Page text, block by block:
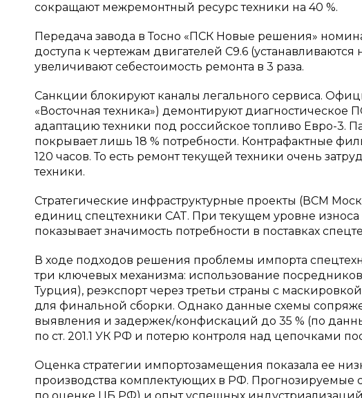
сокращают межремонтный ресурс техники на 40 %.
Передача завода в Тосно «ПСК Новые решения»
доступа к чертежам двигателей C9.6
увеличивают себестоимость ремонта в 3 раза.
Санкции блокируют каналы легального сервиса.
«Восточная техника») демонтируют диагностическое
адаптацию техники под российское топливо Евро-3.
покрывает лишь 18 % потребности. Контрафактные
120 часов. То есть ремонт текущей техники очень
техники.
Стратегические инфраструктурные проекты (ВСМ
единиц спецтехники CAT. При текущем уровне износа
показывает значимость потребности в поставках
В ходе подходов решения проблемы импорта
три ключевых механизма: использование
Турция), реэкспорт через третьи страны с
для финальной сборки. Однако данные схемы
выявления и задержек/конфискаций до 35 % (по
по ст. 201.1 УК РФ и потерю контроля над цепочками
Оценка стратегии импортозамещения показала ее
производства комплектующих в РФ. Прогнозируемые